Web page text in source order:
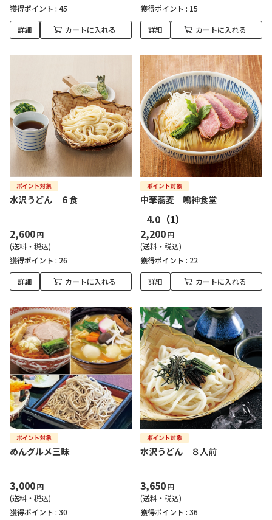
獲得ポイント : 45
詳細 カートに入れる
獲得ポイント : 15
詳細 カートに入れる
水沢うどん ６食
2,600円
(送料・税込)
獲得ポイント : 26
詳細 カートに入れる
中華蕎麦 鳴神食堂
4.0 （1）
2,200円
(送料・税込)
獲得ポイント : 22
詳細 カートに入れる
めんグルメ三昧
3,000円
(送料・税込)
獲得ポイント : 30
水沢うどん ８人前
3,650円
(送料・税込)
獲得ポイント : 36